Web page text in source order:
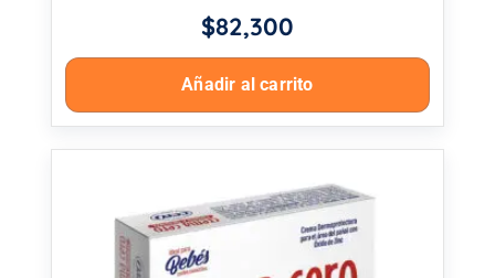
$82,300
Añadir al carrito